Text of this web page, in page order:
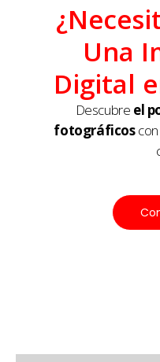
Una
Digital
Descubre el
fotográficoscon